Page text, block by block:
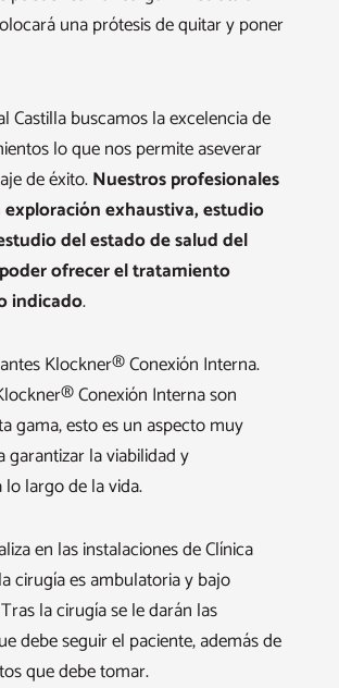
una prótesis de quitar y poner
Castilla buscamos la excelencia de
lo que nos permite aseverar
de éxito.Nuestros profesionales
exhaustiva, estudio
del estado de salud del
ofrecer el tratamiento
indicado.
Klockner® Conexión Interna.
Conexión Interna son
gama, esto es un aspecto muy
garantizar la viabilidad y
largo de la vida.
en las instalaciones de Clínica
cirugía es ambulatoria y bajo
la cirugía se le darán las
debe seguir el paciente, además de
que debe tomar.